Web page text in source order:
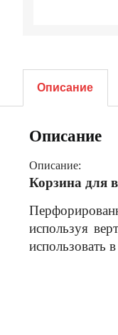
Описание
Описание
Описание:
Корзина для
используя
использовать